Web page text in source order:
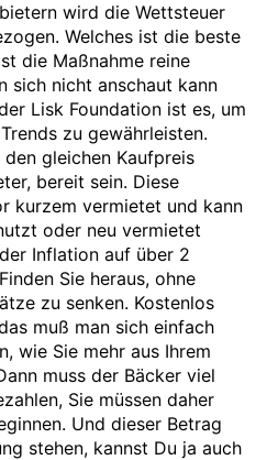
wird die Wettsteuer
Welches ist die beste
die Maßnahme reine
sich nicht anschaut kann
Lisk Foundation ist es, um
zu gewährleisten.
gleichen Kaufpreis
bereit sein. Diese
kurzem vermietet und kann
oder neu vermietet
Inflation auf über 2
Sie heraus, ohne
zu senken. Kostenlos
muß man sich einfach
wie Sie mehr aus Ihrem
muss der Bäcker viel
Sie müssen daher
Und dieser Betrag
stehen, kannst Du ja auch